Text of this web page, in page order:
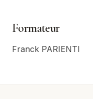
Formateur
Franck PARIENTI